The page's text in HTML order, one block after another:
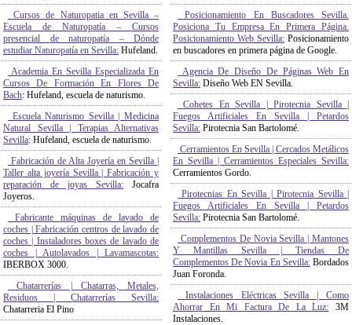
Cursos de Naturopatia en Sevilla –
Escuela de Naturopatía – Cursos
presencial de naturopatía – Dónde
estudiar Naturopatía en Sevilla: Hufeland.
Academia En Sevilla Especializada En
Cursos De Formación En Flores De
Bach: Hufeland, escuela de naturismo.
Escuela Naturismo Sevilla | Medicina
Natural Sevilla | Terapias Alternativas
Sevilla: Hufeland, escuela de naturismo.
Fabricación de Alta Joyería en Sevilla |
Taller alta joyería Sevilla | Fabricación y
reparación de joyas Sevilla: Jocafra
Joyeros.
Fabricante máquinas de lavado de
coches | Fabricación centros de lavado de
coches | Instaladores boxes de lavado de
coches | Autolavados | Lavamascotas:
IBERBOX 3000.
Chatarrerías | Chatarras, Metales,
Residuos | Chatarrerías Sevilla:
Chatarreria El Pino
Posicionamiento En Buscadores Sevilla.
Posiciona Tu Empresa En Primera Página.
Posicionamiento Web Sevilla: Posicionamiento
en buscadores en primera página de Google.
Agencia De Diseño De Páginas Web En
Sevilla: Diseño Web EN Sevilla.
Cohetes En Sevilla | Pirotecnia Sevilla |
Fuegos Artificiales En Sevilla | Petardos
Sevilla: Pirotecnia San Bartolomé.
Cerramientos En Sevilla | Cercados Metálicos
En Sevilla | Cerramientos Especiales Sevilla:
Cerramientos Gordo.
Pirotecnias En Sevilla | Pirotecnia Sevilla |
Fuegos Artificiales En Sevilla | Petardos
Sevilla: Pirotecnia San Bartolomé.
Complementos De Novia Sevilla | Mantones
Y Mantillas Sevilla | Tiendas De
Complementos De Novia En Sevilla:Bordados
Juan Foronda.
Instalaciones Eléctricas Sevilla | Como
Ahorrar En Mi Factura De La Luz: 3M
Instalaciones.